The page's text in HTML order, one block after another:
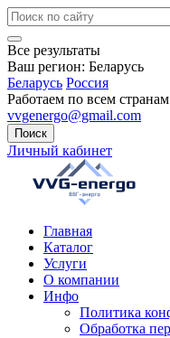
Все результаты
Ваш регион: Беларусь
Беларусь Россия
Работаем по всем
vvgenergo@gmail.com
Поиск
Личный кабинет
Главная
Каталог
Услуги
О компании
Инфо
Политика
Обработка